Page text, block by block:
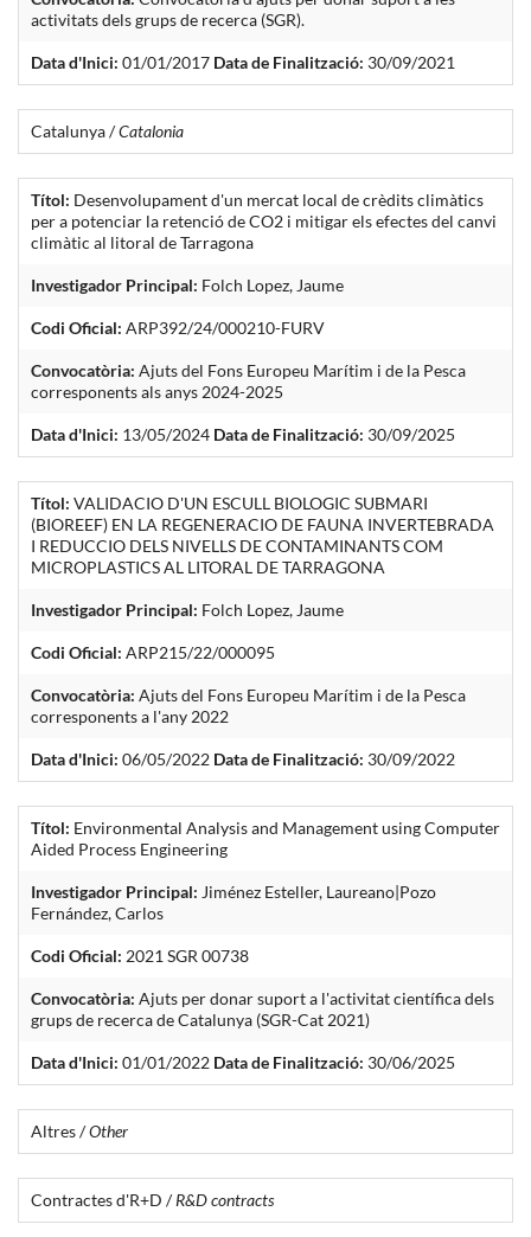
activitats dels grups de recerca (SGR).
Data d'Inici: 01/01/2017 Data de Finalització: 30/09/2021
Catalunya /Catalonia
Títol: Desenvolupament d'un mercat local de crèdits climàtics
per a potenciar la retenció de CO2 i mitigar els efectes del canvi
climàtic al litoral de Tarragona
Investigador Principal: Folch Lopez, Jaume
Codi Oficial: ARP392/24/000210-FURV
Convocatòria: Ajuts del Fons Europeu Marítim i de la Pesca
corresponents als anys 2024-2025
Data d'Inici: 13/05/2024 Data de Finalització: 30/09/2025
Títol: VALIDACIO D'UN ESCULL BIOLOGIC SUBMARI
(BIOREEF) EN LA REGENERACIO DE FAUNA INVERTEBRADA
I REDUCCIO DELS NIVELLS DE CONTAMINANTS COM
MICROPLASTICS AL LITORAL DE TARRAGONA
Investigador Principal: Folch Lopez, Jaume
Codi Oficial: ARP215/22/000095
Convocatòria: Ajuts del Fons Europeu Marítim i de la Pesca
corresponents a l'any 2022
Data d'Inici: 06/05/2022 Data de Finalització: 30/09/2022
Títol: Environmental Analysis and Management using Computer
Aided Process Engineering
Investigador Principal: Jiménez Esteller, Laureano|Pozo
Fernández, Carlos
Codi Oficial: 2021 SGR 00738
Convocatòria: Ajuts per donar suport a l'activitat científica dels
grups de recerca de Catalunya (SGR-Cat 2021)
Data d'Inici: 01/01/2022 Data de Finalització: 30/06/2025
Altres /Other
Contractes d'R+D /R&D contracts